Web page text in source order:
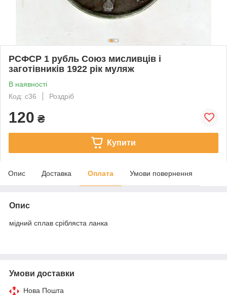
РСФСР 1 рубль Союз мисливців і
заготівників 1922 рік муляж
В наявності
Код: с36
Роздріб
120 ₴
Купити
Опис Доставка Оплата Умови повернення
Опис
мідний сплав срібляста ланка
Умови доставки
Нова Пошта